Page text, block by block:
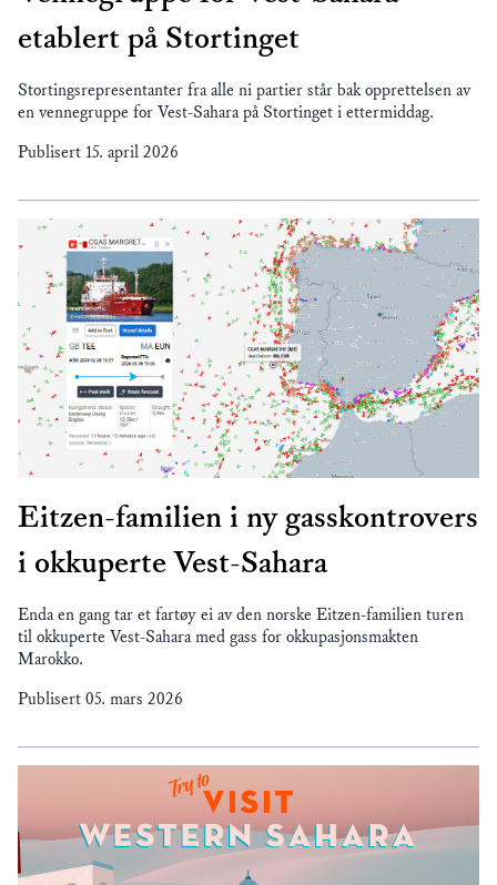
etablert på Stortinget
Stortingsrepresentanter fra alle ni partier står bak opprettelsen av
en vennegruppe for Vest-Sahara på Stortinget i ettermiddag.
Publisert 15. april 2026
Eitzen-familien i ny gasskontrovers
i okkuperte Vest-Sahara
Enda en gang tar et fartøy ei av den norske Eitzen-familien turen
til okkuperte Vest-Sahara med gass for okkupasjonsmakten
Marokko.
Publisert 05. mars 2026